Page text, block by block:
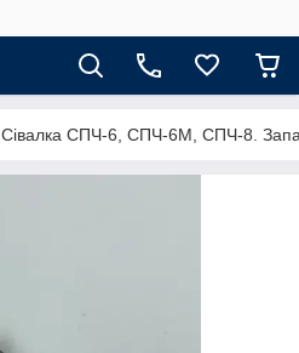
Сівалка СПЧ-6, СПЧ-6М, СПЧ-8.